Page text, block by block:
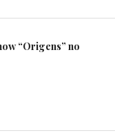
“Origens” no